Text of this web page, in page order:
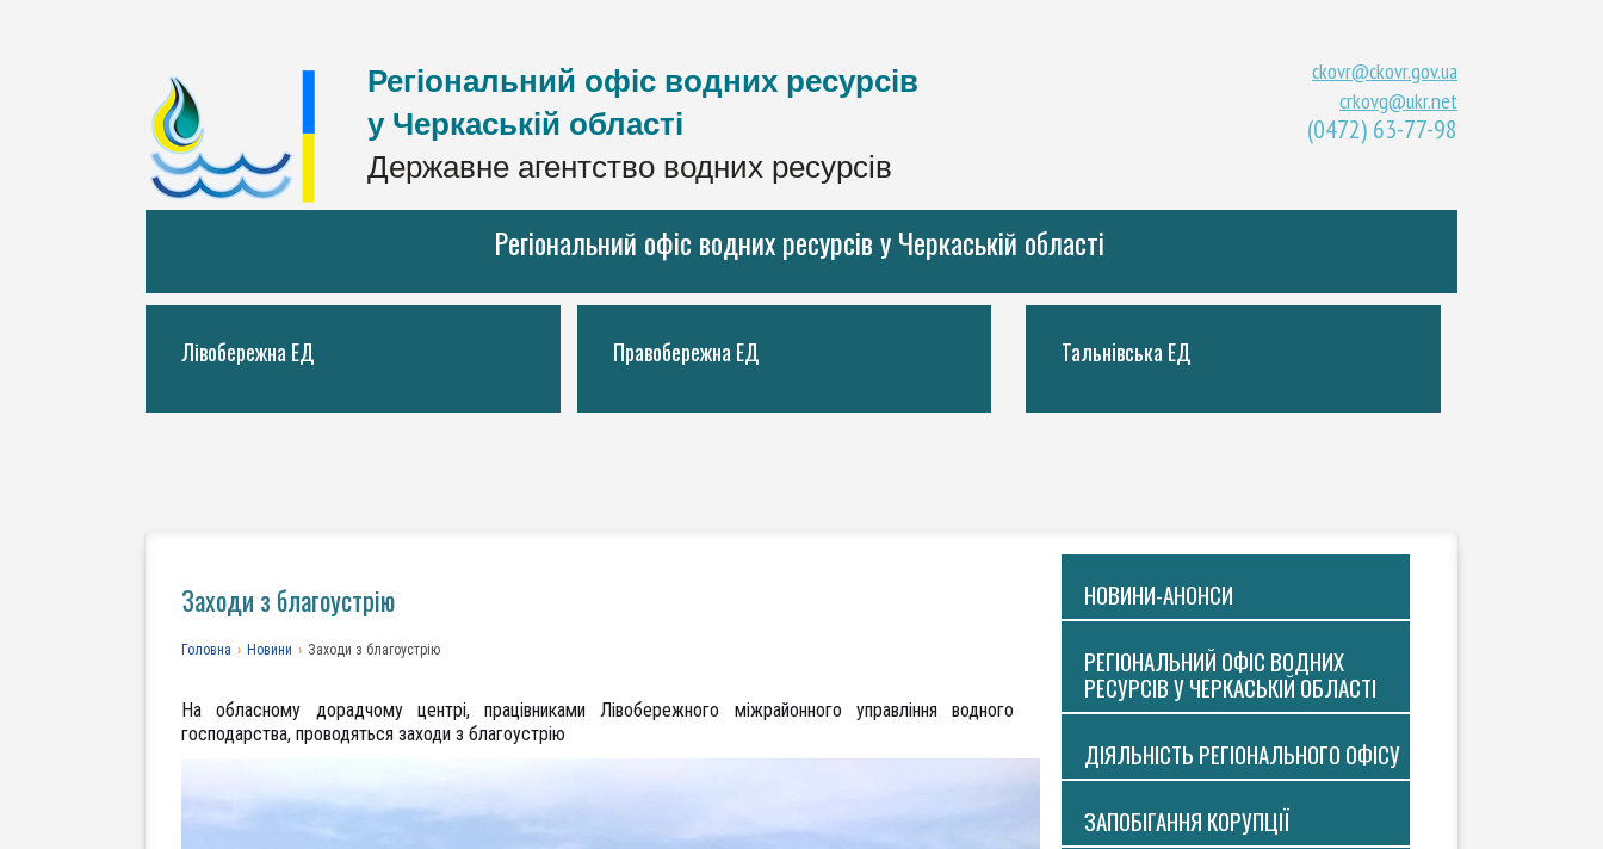
Регіональний офіс водних ресурсів
у Черкаській області
Державне агентство водних ресурсів
ckovr@ckovr.gov.ua
crkovg@ukr.net
(0472) 63-77-98
Регіональний офіс водних ресурсів у Черкаській області
Лівобережна ЕД Правобережна ЕД Тальнiвська ЕД
НОВИНИ-АНОНСИ
РЕГІОНАЛЬНИЙ ОФІС ВОДНИХ
РЕСУРСІВ У ЧЕРКАСЬКІЙ ОБЛАСТІ
ДІЯЛЬНІСТЬ РЕГІОНАЛЬНОГО ОФІСУ
ЗАПОБІГАННЯ КОРУПЦІЇ
Заходи з благоустрію
Головна › Новини › Заходи з благоустрію
На обласному дорадчому центрі, працівниками Лівобережного міжрайонного управління водного
господарства, проводяться заходи з благоустрію